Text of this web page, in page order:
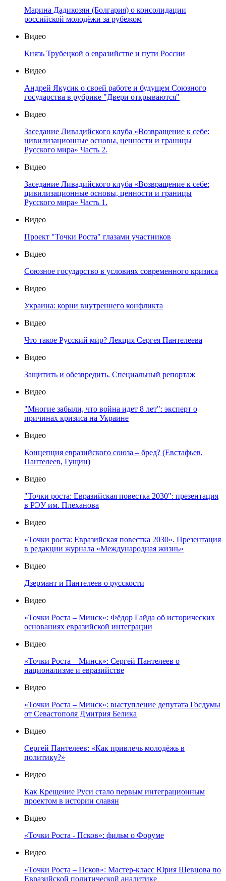
Марина Дадикозян (Болгария) о консолидации
российской молодёжи за рубежом
Видео
Князь Трубецкой о евразийстве и пути России
Видео
Андрей Якусик о своей работе и будущем Союзного
государства в рубрике "Двери открываются"
Видео
Заседание Ливадийского клуба «Возвращение к себе:
цивилизационные основы, ценности и границы
Русского мира» Часть 2.
Видео
Заседание Ливадийского клуба «Возвращение к себе:
цивилизационные основы, ценности и границы
Русского мира» Часть 1.
Видео
Проект "Точки Роста" глазами участников
Видео
Союзное государство в условиях современного кризиса
Видео
Украина: корни внутреннего конфликта
Видео
Что такое Русский мир? Лекция Сергея Пантелеева
Видео
Защитить и обезвредить. Специальный репортаж
Видео
"Многие забыли, что война идет 8 лет": эксперт о
причинах кризиса на Украине
Видео
Концепция евразийского союза – бред? (Евстафьев,
Пантелеев, Гущин)
Видео
"Точки роста: Евразийская повестка 2030": презентация
в РЭУ им. Плеханова
Видео
«Точки роста: Евразийская повестка 2030». Презентация
в редакции журнала «Международная жизнь»
Видео
Дзермант и Пантелеев о русскости
Видео
«Точки Роста – Минск»: Фёдор Гайда об исторических
основаниях евразийской интеграции
Видео
«Точки Роста – Минск»: Сергей Пантелеев о
национализме и евразийстве
Видео
«Точки Роста – Минск»: выступление депутата Госдумы
от Севастополя Дмитрия Белика
Видео
Сергей Пантелеев: «Как привлечь молодёжь в
политику?»
Видео
Как Крещение Руси стало первым интеграционным
проектом в истории славян
Видео
«Точки Роста - Псков»: фильм о Форуме
Видео
«Точки Роста – Псков»: Мастер-класс Юрия Шевцова по
Евразийской политической аналитике